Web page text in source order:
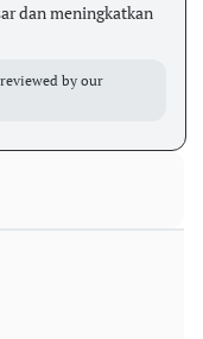
dan meningkatkan
by our